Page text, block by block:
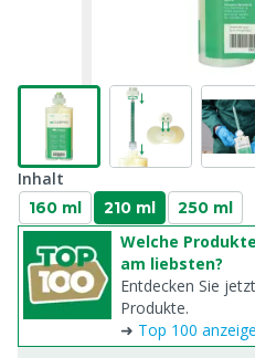
Inhalt
160 ml 210 ml 250 ml
Welche
am liebsten?
Entdecken Sie
Produkte.
➜ Top 100